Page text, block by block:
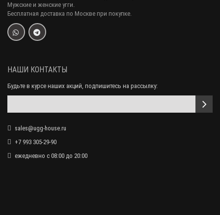
Мужские меховые перчатки Suede Dark Sand - 1006
Мужские меховые перчатки Dark Grey Leather - 1001
Мужские и женские угги.
Бесплатная доставка по Москве при покупке.
НАШИ КОНТАКТЫ
Будьте в курсе наших акций, подпишитесь на рассылку:
sales@ugg-house.ru
+7 993 305-29-90
ежедневно с 08:00 до 20:00